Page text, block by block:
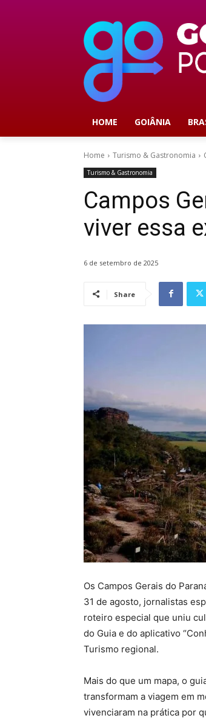
HOME GOIÂNIA
Home Turismo & Gastronomia
Turismo & Gastronomia
Campos
viver essa
6 de setembro de 2025
Share
Os Campos Gerais do
31 de agosto, jornalistas
roteiro especial que uniu
do Guia e do aplicativo
Turismo regional.
Mais do que um mapa, o
transformam a viagem em
vivenciaram na prática por